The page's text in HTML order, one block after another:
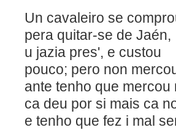
Un cavaleiro se
pera quitar-se de Jaén,
u jazia pres', e custou
pouco; pero non
ante tenho
ca deu por si mais ca
e tenho que fez i mal